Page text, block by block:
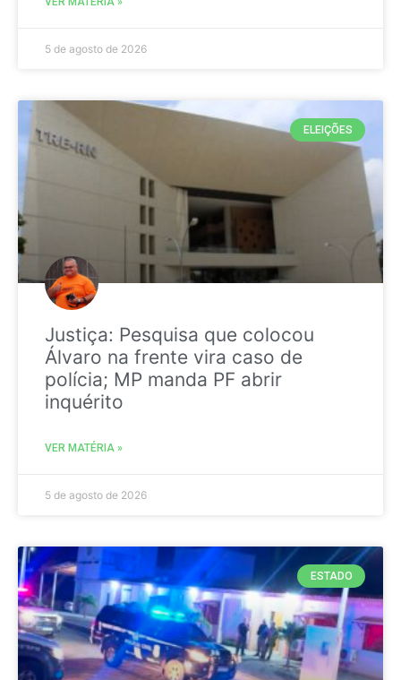
5 de agosto de 2026
ELEIÇÕES
Justiça: Pesquisa que colocou
Álvaro na frente vira caso de
polícia; MP manda PF abrir
inquérito
VER MATÉRIA »
5 de agosto de 2026
ESTADO